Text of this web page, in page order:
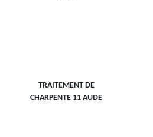
TRAITEMENT DE
CHARPENTE 11 AUDE